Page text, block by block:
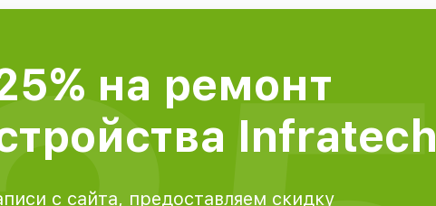
на ремонт
Infratech
с сайта, предоставляем скидку